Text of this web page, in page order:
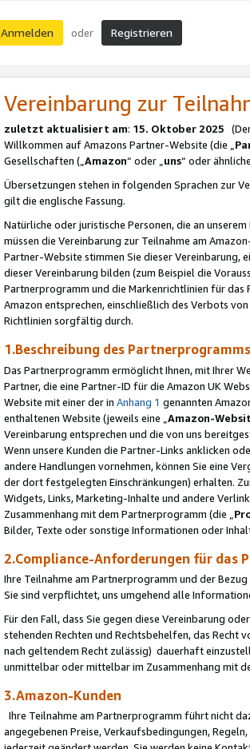
Anmelden oder Registrieren
Vereinbarung zur
zuletzt aktualisiert am: 15. Oktober 2025
Willkommen auf Amazons Partner-Website (die „
Gesellschaften („Amazon“ oder „uns“ oder
Übersetzungen stehen in folgenden Sprachen zur
gilt die englische Fassung.
Natürliche oder juristische Personen, die an
müssen die Vereinbarung zur Teilnahme am
Partner-Website stimmen Sie dieser Vereinbarung,
dieser Vereinbarung bilden (zum Beispiel die
Partnerprogramm und die Markenrichtlinien für
Amazon entsprechen, einschließlich des Verbots
Richtlinien sorgfältig durch.
1.Beschreibung des Partnerprogramms
Das Partnerprogramm ermöglicht Ihnen, mit Ihrer
Partner, die eine Partner-ID für die Amazon UK
Website mit einer der in Anhang 1 genannten
enthaltenen Website (jeweils eine „ Amazon-
Vereinbarung entsprechen und die von uns
Wenn unsere Kunden die Partner-Links anklicken
andere Handlungen vornehmen, können Sie eine
der dort festgelegten Einschränkungen) erhalten.
Widgets, Links, Marketing-Inhalte und andere
Zusammenhang mit dem Partnerprogramm (die „
Bilder, Texte oder sonstige Informationen oder
2.Compliance-Anforderungen für das
Ihre Teilnahme am Partnerprogramm und der
Sie sind verpflichtet, uns umgehend alle
Für den Fall, dass Sie gegen diese Vereinbarung
stehenden Rechten und Rechtsbehelfen, das Recht
nach geltendem Recht zulässig) dauerhaft
unmittelbar oder mittelbar im Zusammenhang mit
3.Amazon-Kunden
Ihre Teilnahme am Partnerprogramm führt nicht
angegebenen Preise, Verkaufsbedingungen,